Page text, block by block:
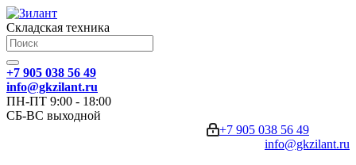
Складская техника
+7 905 038 56 49
info@gkzilant.ru
ПН-ПТ 9:00 - 18:00
СБ-ВС выходной
+7 905 038 56 49
info@gkzilant.ru